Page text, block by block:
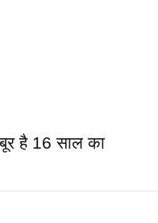
है 16 साल का